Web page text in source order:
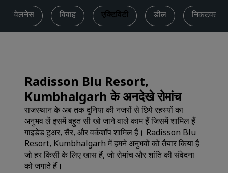
और वेलनेस विवाह एक्टिविटी डील निकटवर्ती
Radisson Blu Resort,
Kumbhalgarh के अनदेखे रोमांच
राजस्थान के अब तक दुनिया की नजरों से छिपे रहस्यों का
अनुभव लें इसमें बहुत सी खो जाने वाले काम हैं जिसमें शामिल हैं
गाइडेड टुअर, सैर, और वर्कशॉप शामिल हैं। Radisson Blu
Resort, Kumbhalgarh में हमने अनुभवों को तैयार किया है
जो हर किसी के लिए खास हैं, जो रोमांच और शांति की संवेदना
को जगाते हैं।